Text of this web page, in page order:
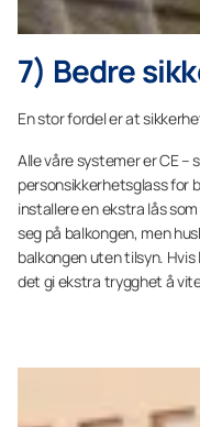
7) Bedre
En stor fordel er at
Alle våre systemer er CE –
personsikkerhetsglass for
installere en ekstra lås
seg på balkongen, men
balkongen uten tilsyn.
det gi ekstra trygghet å